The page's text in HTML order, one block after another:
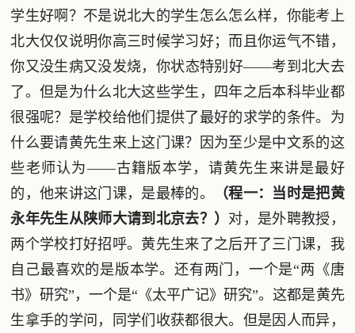
学生好啊？不是说北大的学生怎么怎么样，你能考上
北大仅仅说明你高三时候学习好；而且你运气不错，
你又没生病又没发烧，你状态特别好——考到北大去
了。但是为什么北大这些学生，四年之后本科毕业都
很强呢？是学校给他们提供了最好的求学的条件。为
什么要请黄先生来上这门课？因为至少是中文系的这
些老师认为——古籍版本学，请黄先生来讲是最好
的，他来讲这门课，是最棒的。
（程一：当时是把黄
永年先生从陕师大请到北京去？） 对，是外聘教授，
两个学校打好招呼。黄先生来了之后开了三门课，我
自己最喜欢的是版本学。还有两门，一个是“两《唐
书》研究”，一个是“《太平广记》研究”。这都是黄先
生拿手的学问，同学们收获都很大。但是因人而异，